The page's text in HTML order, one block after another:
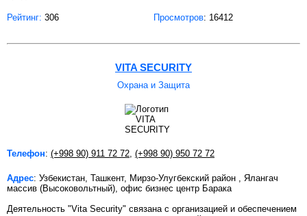
Рейтинг: 306 Просмотров: 16412
VITA SECURITY
Охрана и Защита
Телефон: (+998 90) 911 72 72, (+998 90) 950 72 72
Адрес: Узбекистан, Ташкент, Мирзо-Улугбекский район , Ялангач
массив (Высоковольтный), офис бизнес центр Барака
Деятельность "Vita Security" связана с организацией и обеспечением